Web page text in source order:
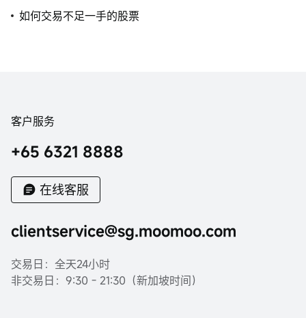
如何交易不足一手的股票
客户服务
+65 6321 8888
在线客服
clientservice@sg.moomoo.com
交易日：全天24小时
非交易日：9:30 - 21:30（新加坡时间）